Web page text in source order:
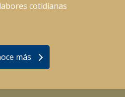
cotidianas
más